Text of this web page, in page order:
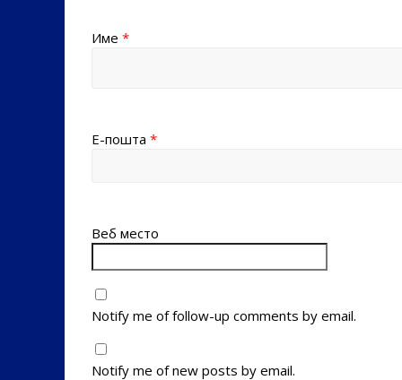
Име *
Е-пошта *
Веб место
Notify me of follow-up comments by email.
Notify me of new posts by email.